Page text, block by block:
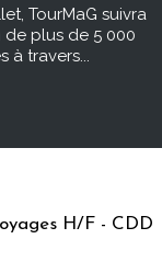
TourMaG suivra
plus de 5 000
à travers...
H/F - CDD